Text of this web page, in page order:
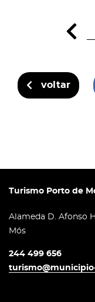
voltar
Turismo Porto de
Alameda D. Afonso
Mós
244 499 656